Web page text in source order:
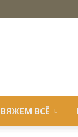
ВЯЖЕМ ВСЁ